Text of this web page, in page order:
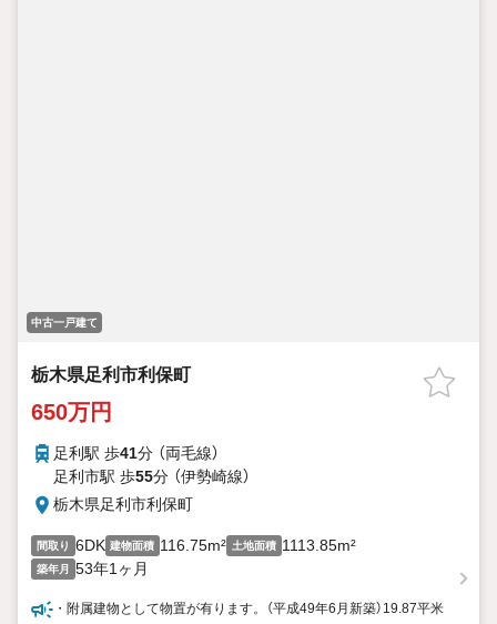
中古一戸建て
栃木県足利市利保町
650万円
足利駅 歩41分 （両毛線）
足利市駅 歩55分 （伊勢崎線）
栃木県足利市利保町
間取り 6DK 建物面積 116.75m² 土地面積 1113.85m²
築年月 53年1ヶ月
・附属建物として物置が有ります。（平成49年6月新築）19.87平米